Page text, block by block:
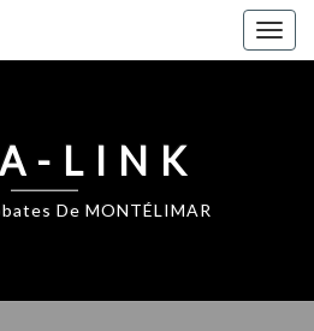
LINK
De MONTÉLIMAR